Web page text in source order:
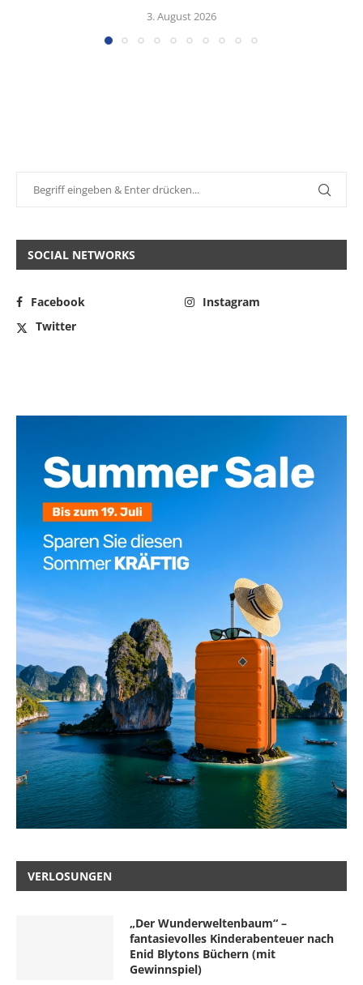
3. August 2026
SOCIAL NETWORKS
Facebook
Instagram
Twitter
VERLOSUNGEN
„Der Wunderweltenbaum“ –
fantasievolles Kinderabenteuer nach
Enid Blytons Büchern (mit
Gewinnspiel)